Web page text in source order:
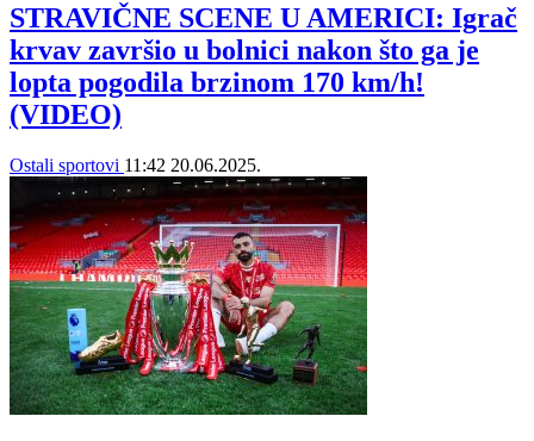
STRAVIČNE SCENE U AMERICI: Igrač
krvav završio u bolnici nakon što ga je
lopta pogodila brzinom 170 km/h!
(VIDEO)
Ostali sportovi 11:42 20.06.2025.